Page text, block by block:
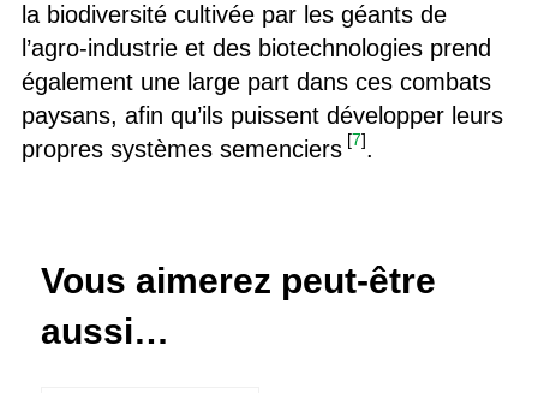
la biodiversité cultivée par les géants de
l’agro-industrie et des biotechnologies prend
également une large part dans ces combats
paysans, afin qu’ils puissent développer leurs
propres systèmes semenciers [7].
Vous aimerez peut-être
aussi…